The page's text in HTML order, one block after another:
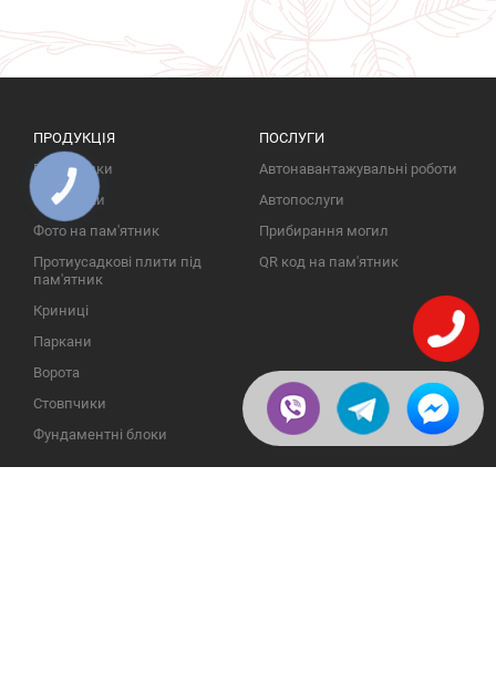
ПРОДУКЦІЯ
Пам'ятники
Надгробки
Фото на пам'ятник
Протиусадкові плити під
пам'ятник
Криниці
Паркани
Ворота
Стовпчики
Фундаментні блоки
ПОСЛУГИ
Автонавантажувальні роботи
Автопослуги
Прибирання могил
QR код на пам'ятник
КНОПКА
ЗВ'ЯЗКУ